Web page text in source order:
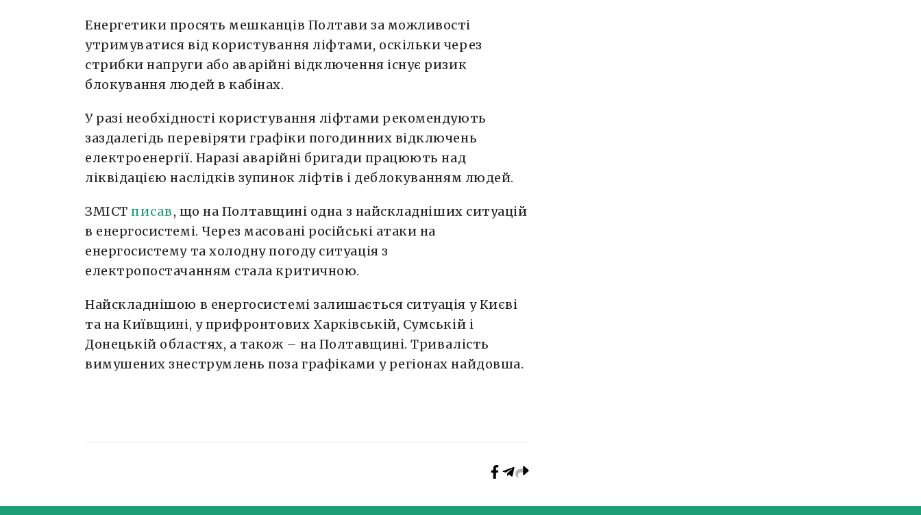
Енергетики просять мешканців Полтави за можливості
утримуватися від користування ліфтами, оскільки через
стрибки напруги або аварійні відключення існує ризик
блокування людей в кабінах.
У разі необхідності користування ліфтами рекомендують
заздалегідь перевіряти графіки погодинних відключень
електроенергії. Наразі аварійні бригади працюють над
ліквідацією наслідків зупинок ліфтів і деблокуванням людей.
ЗМІСТписав, що на Полтавщині одна з найскладніших ситуацій
в енергосистемі. Через масовані російські атаки на
енергосистему та холодну погоду ситуація з
електропостачанням стала критичною.
Найскладнішою в енергосистемі залишається ситуація у Києві
та на Київщині, у прифронтових Харківській, Сумській і
Донецькій областях, а також – на Полтавщині. Тривалість
вимушених знеструмлень поза графіками у регіонах найдовша.